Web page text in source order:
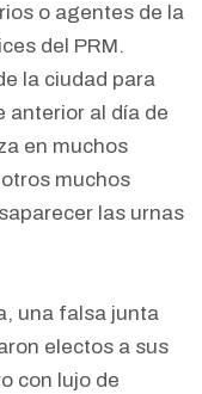
o agentes de la
del PRM.
la ciudad para
anterior al día de
en muchos
muchos
las urnas
una falsa junta
electos a sus
con lujo de